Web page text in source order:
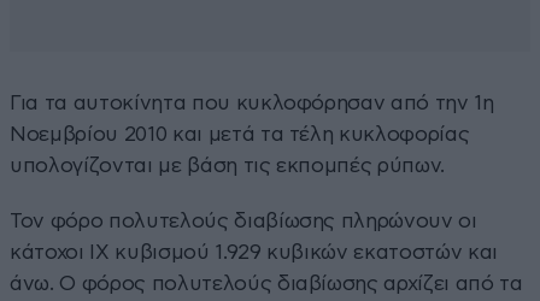
Για τα αυτοκίνητα που κυκλοφόρησαν από την 1η
Νοεμβρίου 2010 και μετά τα τέλη κυκλοφορίας
υπολογίζονται με βάση τις εκπομπές ρύπων.
Τον φόρο πολυτελούς διαβίωσης πληρώνουν οι
κάτοχοι ΙΧ κυβισμού 1.929 κυβικών εκατοστών και
άνω. Ο φόρος πολυτελούς διαβίωσης αρχίζει από τα